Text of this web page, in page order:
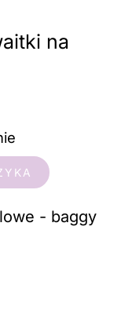
na
- baggy